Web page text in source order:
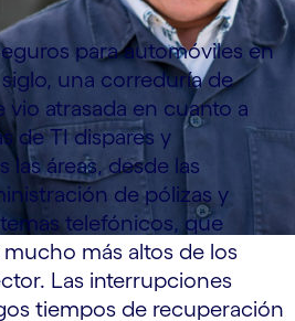
para automóviles en
una correduría de
vio atrasada en cuanto a
de TI dispares y
las áreas, desde las
de pólizas y
telefónicos, que
más altos de los
Las interrupciones
tiempos de recuperación